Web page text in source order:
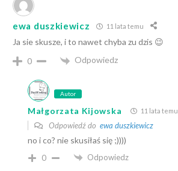
ewa duszkiewicz 11 lata temu
Ja sie skusze, i to nawet chyba zu dzis 😉
0
Odpowiedz
Autor
Małgorzata Kijowska 11 lata temu
Odpowiedź do ewa duszkiewicz
no i co? nie skusiłaś się ;))))
0 Odpowiedz